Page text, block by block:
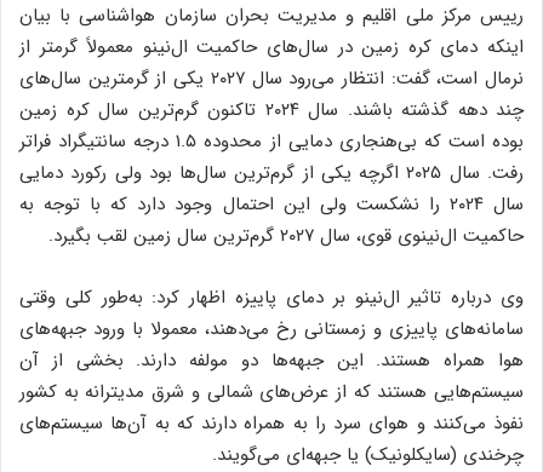
رییس مرکز ملی اقلیم و مدیریت بحران سازمان هواشناسی با بیان
اینکه دمای کره زمین در سال‌های حاکمیت ال‌نینو معمولاً گرمتر از
نرمال است، گفت: انتظار می‌رود سال ۲۰۲۷ یکی از گرمترین سال‌های
چند دهه گذشته باشند. سال ۲۰۲۴ تاکنون گرم‌ترین سال کره زمین
بوده است که بی‌هنجاری دمایی از محدوده ۱.۵ درجه سانتیگراد فراتر
رفت. سال ۲۰۲۵ اگرچه یکی از گرم‌ترین سال‌ها بود ولی رکورد دمایی
سال ۲۰۲۴ را نشکست ولی این احتمال وجود دارد که با توجه به
حاکمیت ال‌نینوی قوی، سال ۲۰۲۷ گرم‌ترین سال زمین لقب بگیرد.
وی درباره تاثیر ال‌نینو بر دمای پاییزه اظهار کرد: به‌طور کلی وقتی
سامانه‌های پاییزی و زمستانی رخ می‌دهند، معمولا با ورود جبهه‌های
هوا همراه هستند. این جبهه‌ها دو مولفه دارند. بخشی از آن
سیستم‌هایی هستند که از عرض‌های شمالی و شرق مدیترانه به کشور
نفوذ می‌کنند و هوای سرد را به همراه دارند که به آن‌ها سیستم‌های
چرخندی (سایکلونیک) یا جبهه‌ای می‌گویند.